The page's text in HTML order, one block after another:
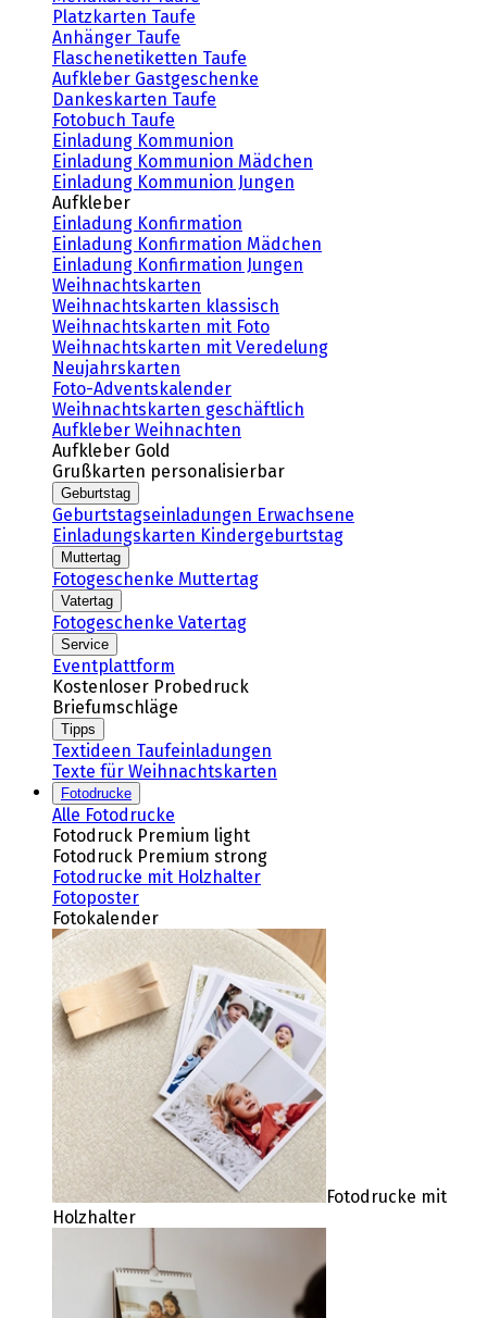
Platzkarten Taufe
Anhänger Taufe
Flaschenetiketten Taufe
Aufkleber Gastgeschenke
Dankeskarten Taufe
Fotobuch Taufe
Einladung Kommunion
Einladung Kommunion Mädchen
Einladung Kommunion Jungen
Aufkleber
Einladung Konfirmation
Einladung Konfirmation Mädchen
Einladung Konfirmation Jungen
Weihnachtskarten
Weihnachtskarten klassisch
Weihnachtskarten mit Foto
Weihnachtskarten mit Veredelung
Neujahrskarten
Foto-Adventskalender
Weihnachtskarten geschäftlich
Aufkleber Weihnachten
Aufkleber Gold
Grußkarten personalisierbar
Geburtstag
Geburtstagseinladungen Erwachsene
Einladungskarten Kindergeburtstag
Muttertag
Fotogeschenke Muttertag
Vatertag
Fotogeschenke Vatertag
Service
Eventplattform
Kostenloser Probedruck
Briefumschläge
Tipps
Textideen Taufeinladungen
Texte für Weihnachtskarten
Fotodrucke
Alle Fotodrucke
Fotodruck Premium light
Fotodruck Premium strong
Fotodrucke mit Holzhalter
Fotoposter
Fotokalender
Fotodrucke mit
Holzhalter